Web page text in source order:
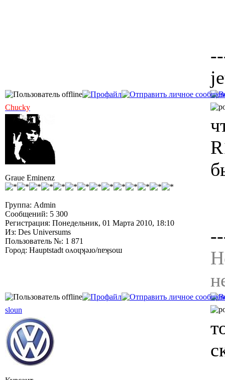
Chucky
Graue Eminenz
Группа: Admin
Сообщений: 5 300
Регистрация: Понедельник, 01 Марта 2010, 18:10
Из: Des Universums
Пользователь №: 1 871
Город: Hauptstadt oʌoɥʞǝɹo/nɐʞsoɯ
sloun